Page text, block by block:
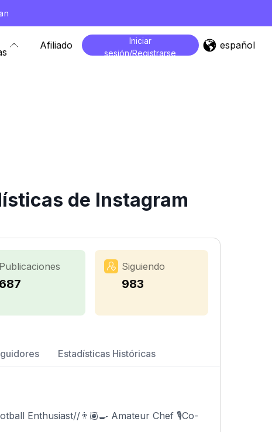
Afiliado
Iniciar
sesión/Registrarse
español
de Instagram
Publicaciones
687
Siguiendo
983
Estadísticas Históricas
Enthusiast//👨🏽‍🍳 Amateur Chef 🎙️Co-